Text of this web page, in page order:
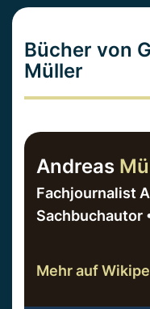
Bücher von
Müller
Andreas
Fachjournalist
Sachbuchautor
Mehr auf